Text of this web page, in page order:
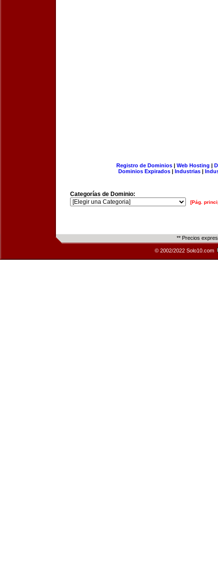
Registro de Dominios| Web Hosting |
Dominios Expirados | Industrias |
Categorías de Dominio:
[Pág.
** Precios
© 2002/2022 Solo10.com